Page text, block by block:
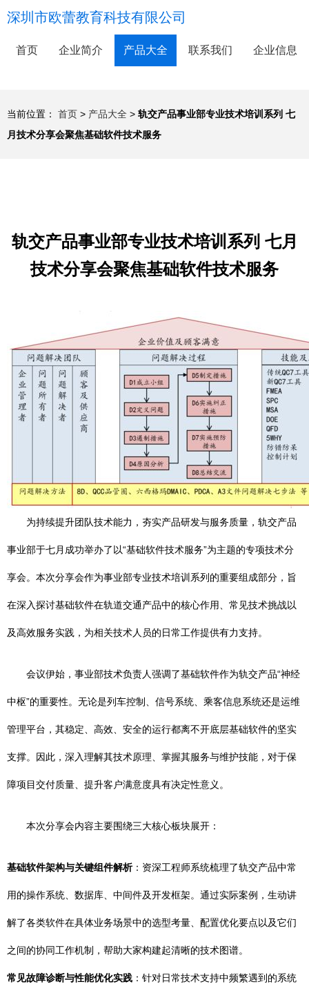
深圳市欧蕾教育科技有限公司
首页 企业简介 产品大全 联系我们 企业信息
当前位置： 首页 > 产品大全 > 轨交产品事业部专业技术培训系列 七
月技术分享会聚焦基础软件技术服务
轨交产品事业部专业技术培训系列 七月
技术分享会聚焦基础软件技术服务
为持续提升团队技术能力，夯实产品研发与服务质量，轨交产品
事业部于七月成功举办了以“基础软件技术服务”为主题的专项技术分
享会。本次分享会作为事业部专业技术培训系列的重要组成部分，旨
在深入探讨基础软件在轨道交通产品中的核心作用、常见技术挑战以
及高效服务实践，为相关技术人员的日常工作提供有力支持。
会议伊始，事业部技术负责人强调了基础软件作为轨交产品“神经
中枢”的重要性。无论是列车控制、信号系统、乘客信息系统还是运维
管理平台，其稳定、高效、安全的运行都离不开底层基础软件的坚实
支撑。因此，深入理解其技术原理、掌握其服务与维护技能，对于保
障项目交付质量、提升客户满意度具有决定性意义。
本次分享会内容主要围绕三大核心板块展开：
基础软件架构与关键组件解析：资深工程师系统梳理了轨交产品中常
用的操作系统、数据库、中间件及开发框架。通过实际案例，生动讲
解了各类软件在具体业务场景中的选型考量、配置优化要点以及它们
之间的协同工作机制，帮助大家构建起清晰的技术图谱。
常见故障诊断与性能优化实践 ：针对日常技术支持中频繁遇到的系统